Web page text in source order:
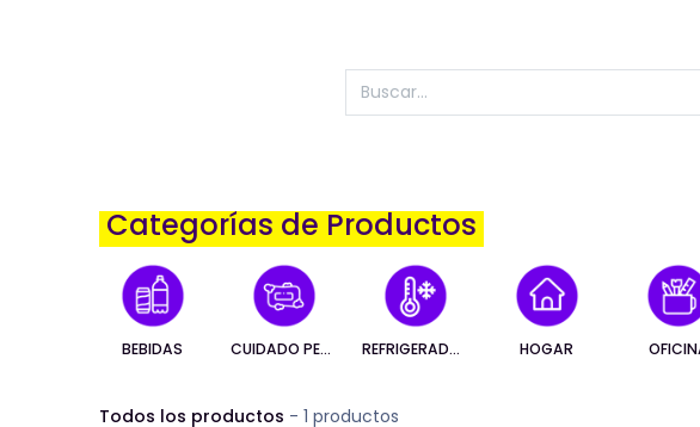
Categorías de Productos
BEBIDAS CUIDADO PERSONAL REFRIGERADOS HOGAR
Todos los productos - 1 productos